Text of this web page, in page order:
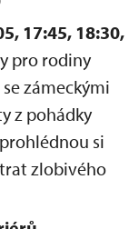
17:45, 18:30,
pro rodiny
zámeckými
z pohádky
si
zlobivého